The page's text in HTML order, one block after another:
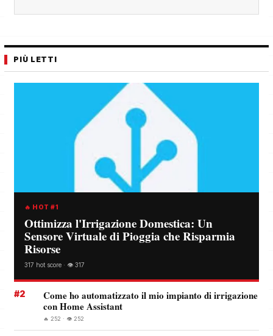
PIÙ LETTI
🔥 HOT #1
Ottimizza l'Irrigazione Domestica: Un
Sensore Virtuale di Pioggia che Risparmia
Risorse
317 hot score · 👁️ 317
#2
Come ho automatizzato il mio impianto di irrigazione
con Home Assistant
🔥 252 · 👁️ 252